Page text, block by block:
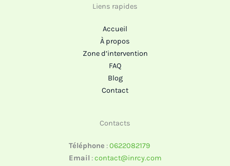
Liens rapides
Accueil
À propos
Zone d’intervention
FAQ
Blog
Contact
Contacts
Téléphone :0622082179
Email :contact@inrcy.com